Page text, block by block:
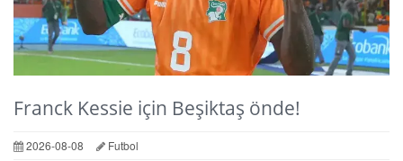
Franck Kessie için Beşiktaş önde!
2026-08-08 Futbol